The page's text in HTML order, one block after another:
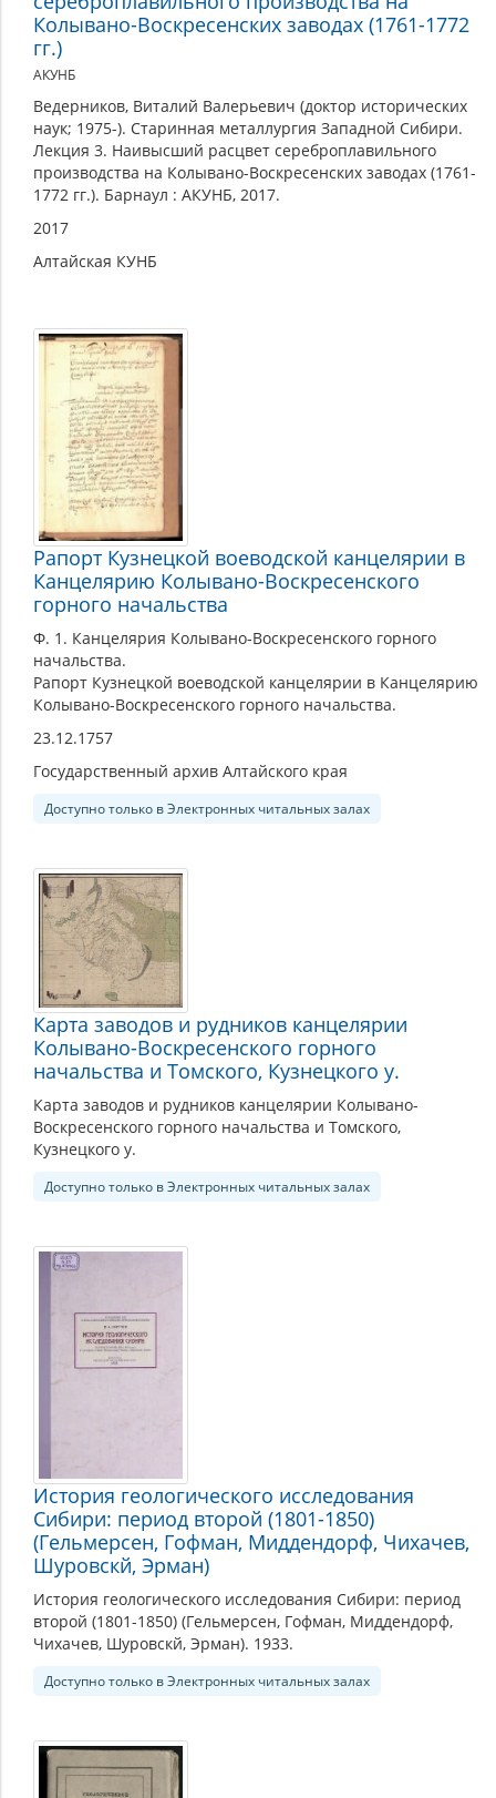
Колывано-Воскресенских заводах (1761-1772
гг.)
АКУНБ
Ведерников, Виталий Валерьевич (доктор исторических
наук; 1975-). Старинная металлургия Западной Сибири.
Лекция 3. Наивысший расцвет сереброплавильного
производства на Колывано-Воскресенских заводах (1761-
1772 гг.). Барнаул : АКУНБ, 2017.
2017
Алтайская КУНБ
Рапорт Кузнецкой воеводской канцелярии в
Канцелярию Колывано-Воскресенского
горного начальства
Ф. 1. Канцелярия Колывано-Воскресенского горного
начальства.
Рапорт Кузнецкой воеводской канцелярии в Канцелярию
Колывано-Воскресенского горного начальства.
23.12.1757
Государственный архив Алтайского края
Доступно только в Электронных читальных залах
Карта заводов и рудников канцелярии
Колывано-Воскресенского горного
начальства и Томского, Кузнецкого у.
Карта заводов и рудников канцелярии Колывано-
Воскресенского горного начальства и Томского,
Кузнецкого у.
Доступно только в Электронных читальных залах
История геологического исследования
Сибири: период второй (1801-1850)
(Гельмерсен, Гофман, Миддендорф, Чихачев,
Шуровскй, Эрман)
История геологического исследования Сибири: период
второй (1801-1850) (Гельмерсен, Гофман, Миддендорф,
Чихачев, Шуровскй, Эрман). 1933.
Доступно только в Электронных читальных залах